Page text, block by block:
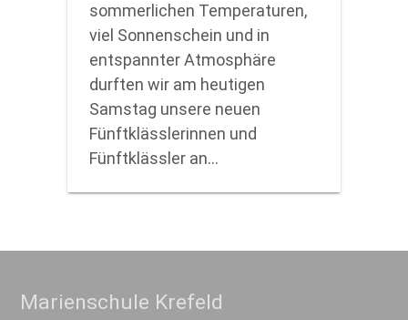
sommerlichen Temperaturen,
viel Sonnenschein und in
entspannter Atmosphäre
durften wir am heutigen
Samstag unsere neuen
Fünftklässlerinnen und
Fünftklässler an…
Marienschule Krefeld